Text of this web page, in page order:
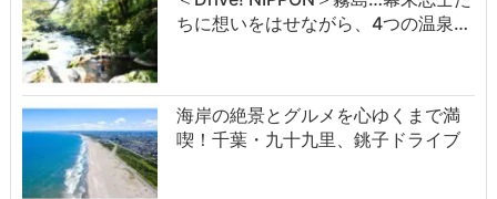
ちに想いをはせながら、4つの温泉…
海岸の絶景とグルメを心ゆくまで満
喫！千葉・九十九里、銚子ドライブ